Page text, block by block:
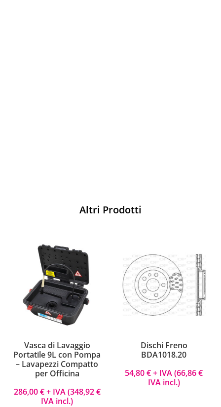
Altri Prodotti
Vasca di Lavaggio
Portatile 9L con Pompa
– Lavapezzi Compatto
per Officina
286,00€+ IVA (348,92€
IVA incl.)
Dischi Freno
BDA1018.20
54,80€+ IVA (66,86€
IVA incl.)